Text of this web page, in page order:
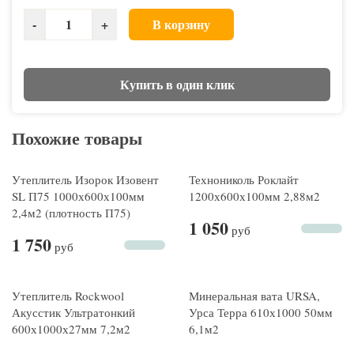
В корзину
Купить в один клик
Похожие товары
Утеплитель Изорок Изовент
SL П75 1000х600х100мм
2,4м2 (плотность П75)
1 750 руб
Технониколь Роклайт
1200х600х100мм 2,88м2
1 050 руб
Утеплитель Rockwool
Акусстик Ультратонкий
600х1000х27мм 7,2м2
Минеральная вата URSA,
Урса Терра 610х1000 50мм
6,1м2